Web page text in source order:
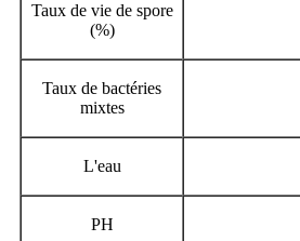
Taux de vie de spore
(%)
Taux de bactéries
mixtes
L'eau
PH